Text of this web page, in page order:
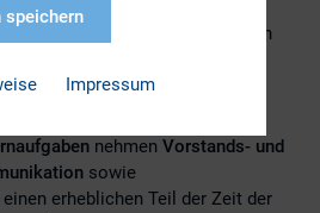
in Europa liegt zwischen
mehr Mitarbeiter
nehmen Vorstands- und
sowie
einen erheblichen Teil der Zeit der
speichern
Impressum